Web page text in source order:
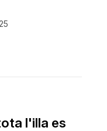
l'illa es